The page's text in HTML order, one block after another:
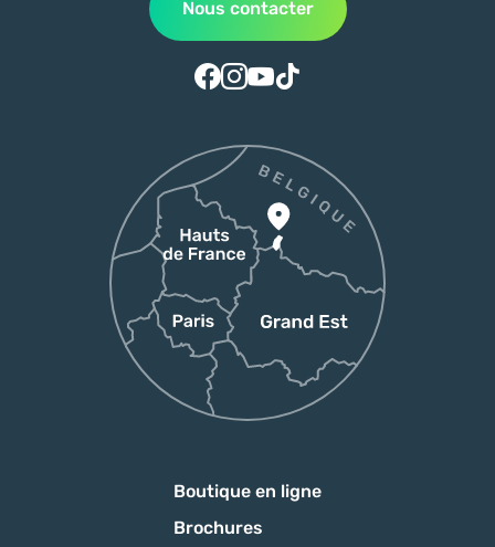
Nous contacter
Suivez-nous sur Facebook
Suivez-nous sur Instagram
Suivez-nous sur Youtube
Suivez-nous sur Tiktok
Boutique en ligne
Brochures